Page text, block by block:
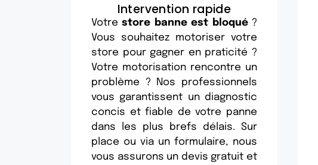
Intervention rapide
Votrestore banne est bloqué?
Vous souhaitez motoriser votre
store pour gagner en praticité ?
Votre motorisation rencontre un
problème ? Nos professionnels
vous garantissent un diagnostic
concis et fiable de votre panne
dans les plus brefs délais. Sur
place ou via un formulaire, nous
vous assurons un devis gratuit et